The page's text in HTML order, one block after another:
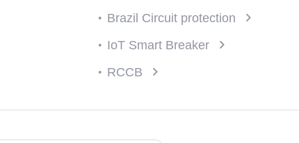
Brazil Circuit protection
IoT Smart Breaker
RCCB